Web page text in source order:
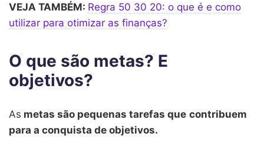
VEJA TAMBÉM: Regra 50 30 20: o que é e como
utilizar para otimizar as finanças?
O que são metas? E
objetivos?
As metas são pequenas tarefas que contribuem
para a conquista de objetivos.